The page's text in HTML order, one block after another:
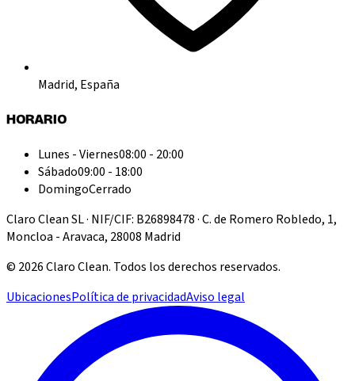
Madrid, España
HORARIO
Lunes - Viernes08:00 - 20:00
Sábado09:00 - 18:00
DomingoCerrado
Claro Clean SL · NIF/CIF: B26898478 · C. de Romero Robledo, 1,
Moncloa - Aravaca, 28008 Madrid
© 2026Claro Clean. Todos los derechos reservados.
UbicacionesPolítica de privacidadAviso legal